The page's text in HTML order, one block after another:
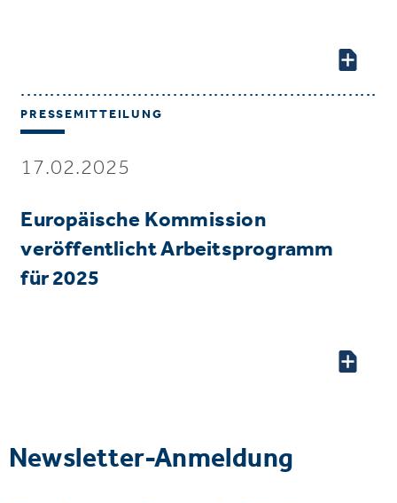
PRESSEMITTEILUNG
17.02.2025
Europäische Kommission
veröffentlicht Arbeitsprogramm
für 2025
Newsletter-Anmeldung